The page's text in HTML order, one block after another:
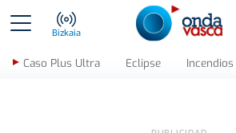
Bizkaia
Caso Plus Ultra Eclipse Incendios